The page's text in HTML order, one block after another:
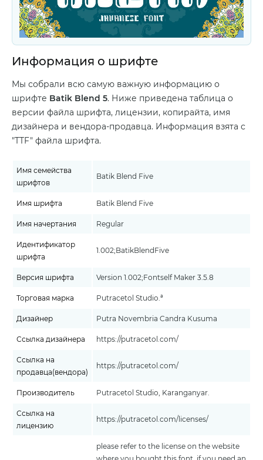
Информация о шрифте
Мы собрали всю самую важную информацию о
шрифте Batik Blend 5. Ниже приведена таблица о
версии файла шрифта, лицензии, копирайта, имя
дизайнера и вендора-продавца. Информация взята с
"TTF" файла шрифта.
Имя семейства
шрифтов
Batik Blend Five
Имя шрифта Batik Blend Five
Имя начертания Regular
Идентификатор
шрифта
1.002;BatikBlendFive
Версия шрифта Version 1.002;Fontself Maker 3.5.8
Торговая марка Putracetol Studio.ª
Дизайнер Putra Novembria Candra Kusuma
Ссылка дизайнера https://putracetol.com/
Ссылка на
продавца(вендора)
https://putracetol.com/
Производитель Putracetol Studio, Karanganyar.
Ссылка на
лицензию
https://putracetol.com/licenses/
please refer to the license on the website